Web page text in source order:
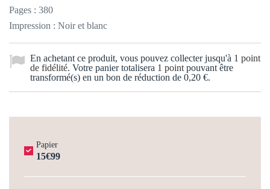
Pages : 380
Impression : Noir et blanc
En achetant ce produit, vous pouvez collecter jusqu'à 1 point
de fidélité. Votre panier totalisera 1 point pouvant être
transformé(s) en un bon de réduction de 0,20 €.
Papier
15€99